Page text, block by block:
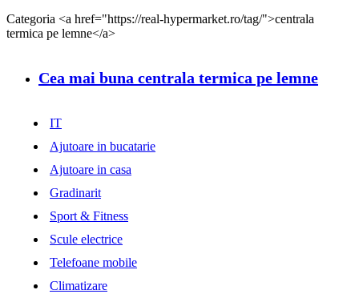
Categoria <a href="https://real-hypermarket.ro/tag/">centrala
termica pe lemne</a>
Cea mai buna centrala termica pe lemne
IT
Ajutoare in bucatarie
Ajutoare in casa
Gradinarit
Sport & Fitness
Scule electrice
Telefoane mobile
Climatizare